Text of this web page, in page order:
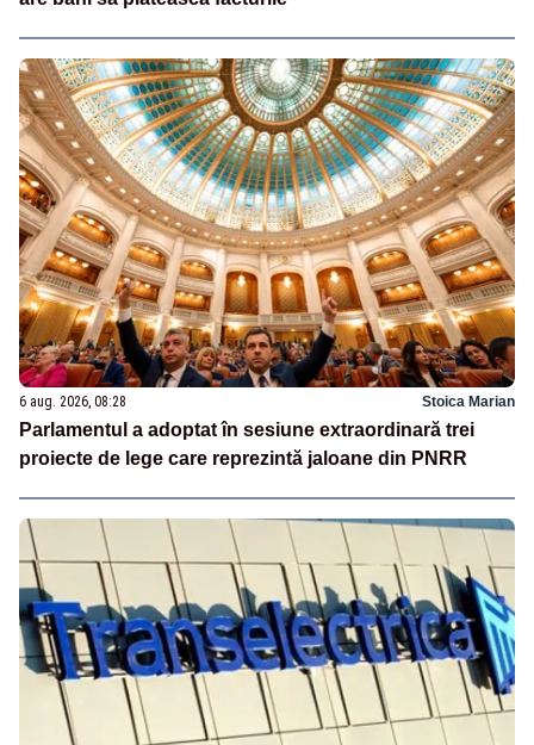
6 aug. 2026, 08:28 Stoica Marian
Parlamentul a adoptat în sesiune extraordinară trei
proiecte de lege care reprezintă jaloane din PNRR